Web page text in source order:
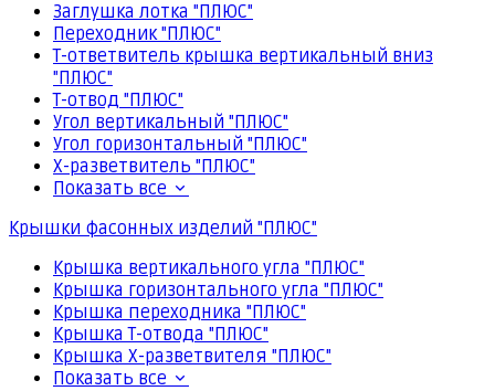
Заглушка лотка "ПЛЮС"
Переходник "ПЛЮС"
Т-ответвитель крышка вертикальный вниз
"ПЛЮС"
Т-отвод "ПЛЮС"
Угол вертикальный "ПЛЮС"
Угол горизонтальный "ПЛЮС"
Х-разветвитель "ПЛЮС"
Показать все
Крышки фасонных изделий "ПЛЮС"
Крышка вертикального угла "ПЛЮС"
Крышка горизонтального угла "ПЛЮС"
Крышка переходника "ПЛЮС"
Крышка Т-отвода "ПЛЮС"
Крышка Х-разветвителя "ПЛЮС"
Показать все